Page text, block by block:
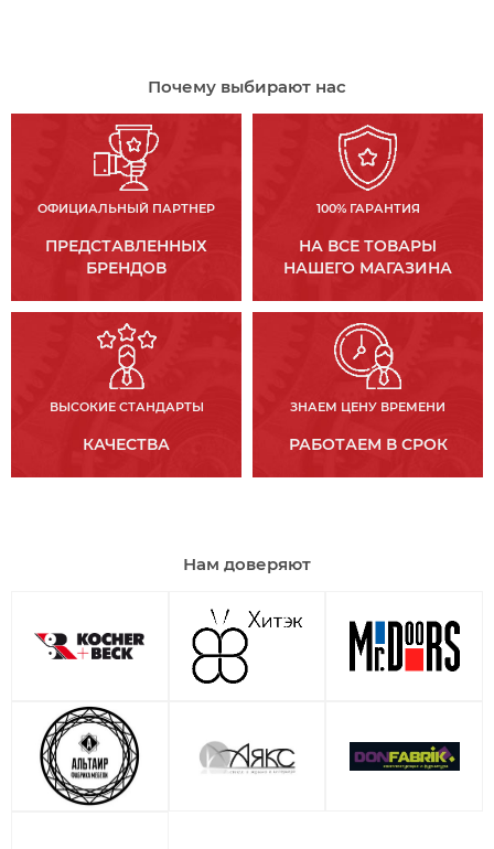
Почему выбирают нас
ОФИЦИАЛЬНЫЙ ПАРТНЕР
ПРЕДСТАВЛЕННЫХ
БРЕНДОВ
100% ГАРАНТИЯ
НА ВСЕ ТОВАРЫ
НАШЕГО МАГАЗИНА
ВЫСОКИЕ СТАНДАРТЫ
КАЧЕСТВА
ЗНАЕМ ЦЕНУ ВРЕМЕНИ
РАБОТАЕМ В СРОК
Нам доверяют